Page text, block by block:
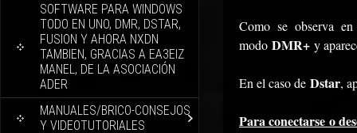
SOFTWARE PARA WINDOWS
TODO EN UNO, DMR, DSTAR,
FUSION Y AHORA NXDN
TAMBIEN, GRACIAS A EA3EIZ
MANEL, DE LA ASOCIACIÓN
ADER
MANUALES/BRICO-CONSEJOS
Y VIDEOTUTORIALES
Como se observa
modo DMR+ y
En el caso de Dstar,
Para conectarse o